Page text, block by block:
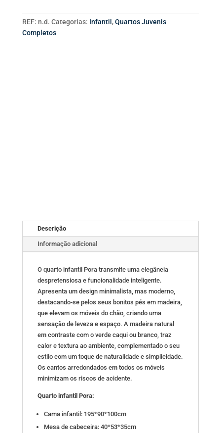
Caqui
/
Branco
101,20 €
through
REF: n.d. Categorias: Infantil ,Quartos Juvenis
Completos
Descrição
Informação adicional
O quarto infantil Pora transmite uma elegância
despretensiosa e funcionalidade inteligente.
Apresenta um design minimalista, mas moderno,
destacando-se pelos seus bonitos pés em madeira,
que elevam os móveis do chão, criando uma
sensação de leveza e espaço. A madeira natural
em contraste com o verde caqui ou branco, traz
calor e textura ao ambiente, complementado o seu
estilo com um toque de naturalidade e simplicidade.
Os cantos arredondados em todos os móveis
minimizam os riscos de acidente.
Quarto infantil Pora:
Cama infantil: 195*90*100cm
Mesa de cabeceira: 40*53*35cm